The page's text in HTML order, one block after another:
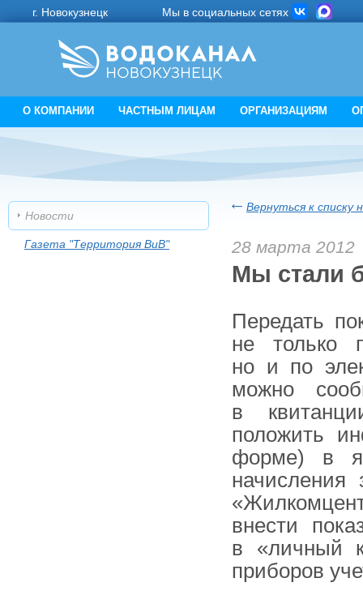
г. Новокузнецк Мы в социальных сетях
О КОМПАНИИ ЧАСТНЫМ ЛИЦАМ ОРГАНИЗАЦИЯМ
Новости
Газета "Территория ВиВ"
Вернуться к списку
28 марта 2012
Мы стали
Передать
не только
но и по
можно
в
положить
форме) в
внести
в «личный
приборов